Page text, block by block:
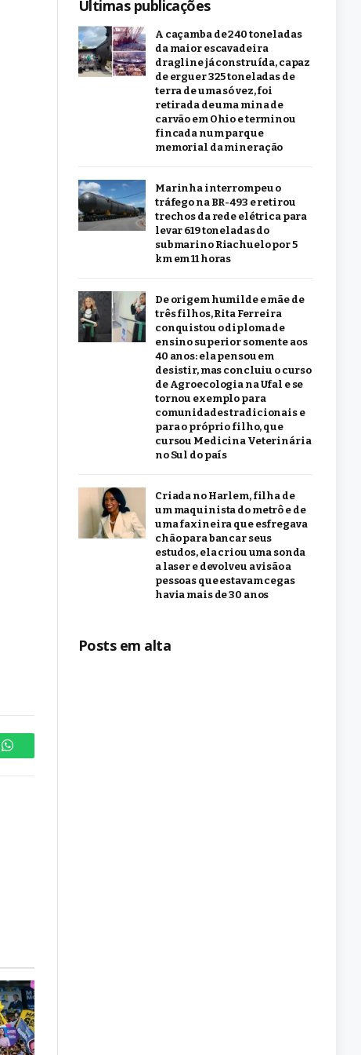
WhatsApp
Últimas publicações
A caçamba de 240 toneladas
da maior escavadeira
dragline já construída, capaz
de erguer 325 toneladas de
terra de uma só vez, foi
retirada de uma mina de
carvão em Ohio e terminou
fincada num parque
memorial da mineração
Marinha interrompeu o
tráfego na BR-493 e retirou
trechos da rede elétrica para
levar 619 toneladas do
submarino Riachuelo por 5
km em 11 horas
De origem humilde e mãe de
três filhos, Rita Ferreira
conquistou o diploma de
ensino superior somente aos
40 anos: ela pensou em
desistir, mas concluiu o curso
de Agroecologia na Ufal e se
tornou exemplo para
comunidades tradicionais e
para o próprio filho, que
cursou Medicina Veterinária
no Sul do país
Criada no Harlem, filha de
um maquinista do metrô e de
uma faxineira que esfregava
chão para bancar seus
estudos, ela criou uma sonda
a laser e devolveu a visão a
pessoas que estavam cegas
havia mais de 30 anos
Posts em alta